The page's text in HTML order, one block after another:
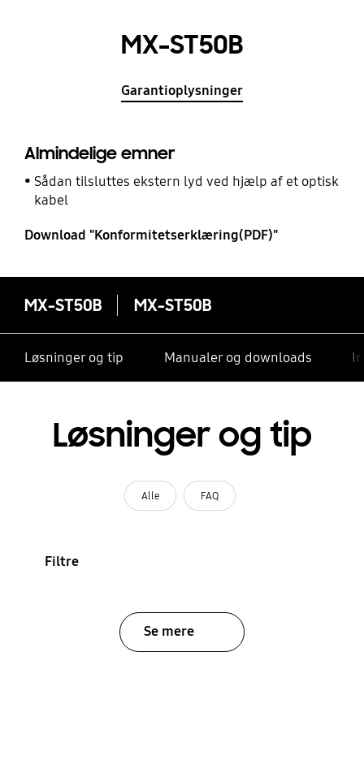
MX-ST50B
Garantioplysninger
Almindelige emner
Sådan tilsluttes ekstern lyd ved hjælp af et optisk
kabel
Download "Konformitetserklæring(PDF)"
MX-ST50B MX-ST50B
Løsninger og tip Manualer og downloads
Løsninger og tip
Alle FAQ
Filtre
Se mere